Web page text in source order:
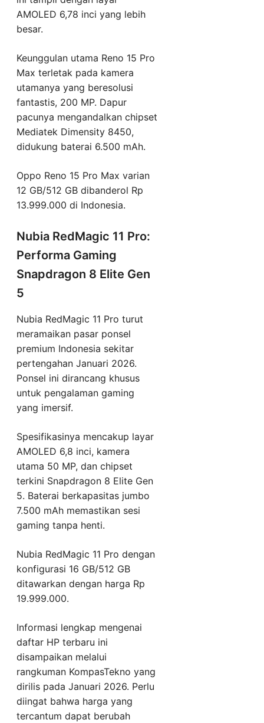
AMOLED 6,78 inci yang lebih
besar.
Keunggulan utama Reno 15 Pro
Max terletak pada kamera
utamanya yang beresolusi
fantastis, 200 MP. Dapur
pacunya mengandalkan chipset
Mediatek Dimensity 8450,
didukung baterai 6.500 mAh.
Oppo Reno 15 Pro Max varian
12 GB/512 GB dibanderol Rp
13.999.000 di Indonesia.
Nubia RedMagic 11 Pro:
Performa Gaming
Snapdragon 8 Elite Gen
5
Nubia RedMagic 11 Pro turut
meramaikan pasar ponsel
premium Indonesia sekitar
pertengahan Januari 2026.
Ponsel ini dirancang khusus
untuk pengalaman gaming
yang imersif.
Spesifikasinya mencakup layar
AMOLED 6,8 inci, kamera
utama 50 MP, dan chipset
terkini Snapdragon 8 Elite Gen
5. Baterai berkapasitas jumbo
7.500 mAh memastikan sesi
gaming tanpa henti.
Nubia RedMagic 11 Pro dengan
konfigurasi 16 GB/512 GB
ditawarkan dengan harga Rp
19.999.000.
Informasi lengkap mengenai
daftar HP terbaru ini
disampaikan melalui
rangkuman KompasTekno yang
dirilis pada Januari 2026. Perlu
diingat bahwa harga yang
tercantum dapat berubah